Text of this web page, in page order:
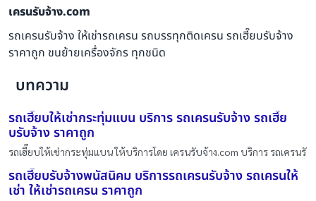
เครนรับจ้าง.com
รถเครนรับจ้าง ให้เช่ารถเครน รถบรรทุกติดเครน รถเฮี๊ยบรับจ้าง
ราคาถูก ขนย้ายเครื่องจักร ทุกชนิด
บทความ
รถเฮี๊ยบให้เช่ากระทุ่มแบน บริการ รถเครนรับจ้าง รถเฮี๊ย
บรับจ้าง ราคาถูก
รถเฮี๊ยบให้เช่ากระทุ่มแบน ให้บริการโดย เครนรับจ้าง.com บริการ รถเครนรั
รถเฮี๊ยบรับจ้างพนัสนิคม บริการรถเครนรับจ้าง รถเครนให้
เช่า ให้เช่ารถเครน ราคาถูก